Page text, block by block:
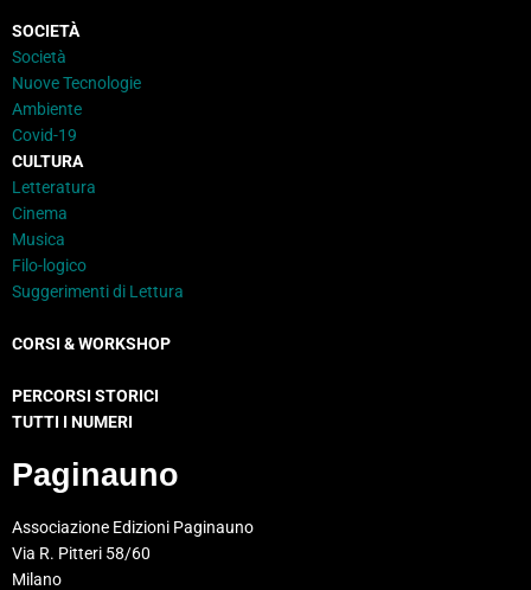
SOCIETÀ
Società
Nuove Tecnologie
Ambiente
Covid-19
CULTURA
Letteratura
Cinema
Musica
Filo-logico
Suggerimenti di Lettura
CORSI & WORKSHOP
PERCORSI STORICI
TUTTI I NUMERI
Paginauno
Associazione Edizioni Paginauno
Via R. Pitteri 58/60
Milano